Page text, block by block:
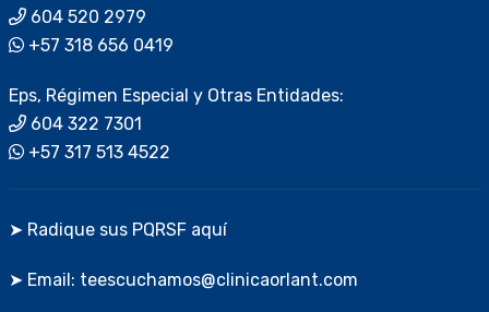
604 520 2979
+57 318 656 0419
Eps, Régimen Especial y Otras Entidades:
604 322 7301
+57 317 513 4522
➤ Radique sus PQRSF aquí
➤ Email: teescuchamos@clinicaorlant.com